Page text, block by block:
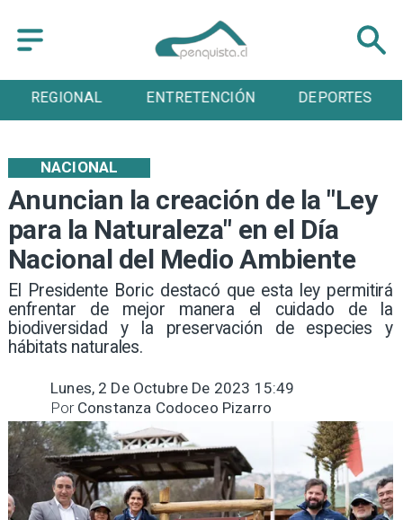
ENTRETENCIÓN DEPORTES CULTURA
Anuncian la creación de la "Ley
para la Naturaleza" en el Día
Nacional del Medio Ambiente
El Presidente Boric destacó que esta ley permitirá
enfrentar de mejor manera el cuidado de la
biodiversidad y la preservación de especies y
hábitats naturales.
NACIONAL
Lunes, 2 De Octubre De 2023 15:49
Constanza Codoceo Pizarro
Por